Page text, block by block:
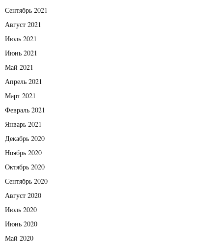
Сентябрь 2021
Август 2021
Июль 2021
Июнь 2021
Май 2021
Апрель 2021
Март 2021
Февраль 2021
Январь 2021
Декабрь 2020
Ноябрь 2020
Октябрь 2020
Сентябрь 2020
Август 2020
Июль 2020
Июнь 2020
Май 2020